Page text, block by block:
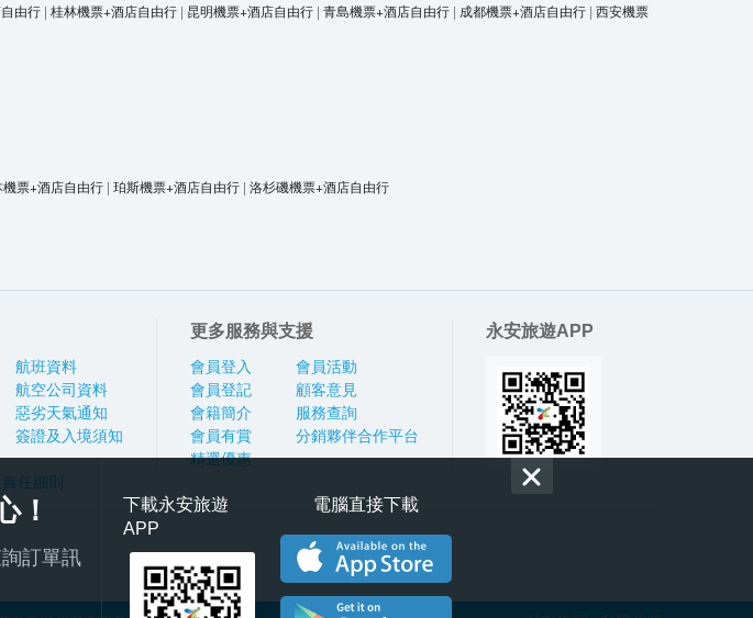
由行 | 桂林機票+酒店自由行 | 昆明機票+酒店自由行 | 青島機票+酒店自由行 | 成都機票+酒店自由行 | 西安機票
票+酒店自由行 | 珀斯機票+酒店自由行 | 洛杉磯機票+酒店自由行
航班資料
航空公司資料
惡劣天氣通知
簽證及入境須知
任細則
更多服務與支援
會員登入
會員登記
會籍簡介
會員有賞
精選優惠
會員活動
顧客意見
服務查詢
分銷夥伴合作平台
永安旅遊APP
！
訂單訊
下載永安旅遊
APP
電腦直接下載